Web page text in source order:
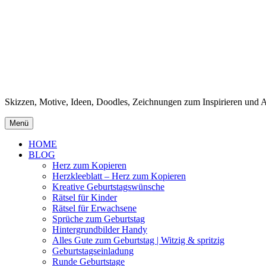
Skizzen, Motive, Ideen, Doodles, Zeichnungen zum Inspirieren und
Menü
HOME
BLOG
Herz zum Kopieren
Herzkleeblatt – Herz zum Kopieren
Kreative Geburtstagswünsche
Rätsel für Kinder
Rätsel für Erwachsene
Sprüche zum Geburtstag
Hintergrundbilder Handy
Alles Gute zum Geburtstag | Witzig & spritzig
Geburtstagseinladung
Runde Geburtstage